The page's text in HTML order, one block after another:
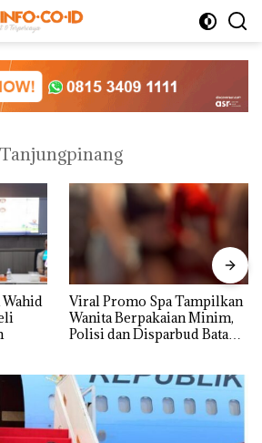
Viral Promo Spa Tampilkan
Wanita Berpakaian Minim,
Polisi dan Disparbud Batam